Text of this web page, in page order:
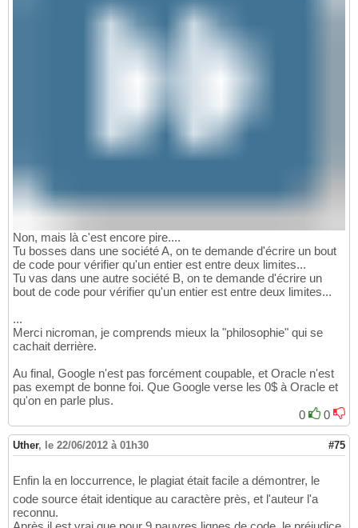
Non, mais là c'est encore pire....
Tu bosses dans une société A, on te demande d'écrire un bout
de code pour vérifier qu'un entier est entre deux limites...
Tu vas dans une autre société B, on te demande d'écrire un
bout de code pour vérifier qu'un entier est entre deux limites...
...
Merci nicroman, je comprends mieux la "philosophie" qui se
cachait derrière.
Au final, Google n'est pas forcément coupable, et Oracle n'est
pas exempt de bonne foi. Que Google verse les 0$ à Oracle et
qu'on en parle plus.
0
0
Uther, le 22/06/2012 à 01h30 #75
Enfin la en loccurrence, le plagiat était facile a démontrer, le
code source était identique au caractère près, et l'auteur l'a
reconnu.